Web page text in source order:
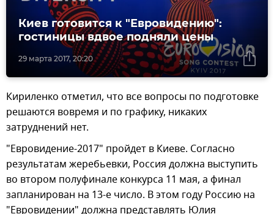
29 марта 2017, 20:20
Киев готовится к "Евровидению":
гостиницы вдвое подняли цены
​Кириленко отметил, что все вопросы по подготовке
решаются вовремя и по графику, никаких
затруднений нет.
"Евровидение-2017" пройдет в Киеве. Согласно
результатам жеребьевки, Россия должна выступить
во втором полуфинале конкурса 11 мая, а финал
запланирован на 13-е число. В этом году Россию на
"Евровидении" должна представлять Юлия